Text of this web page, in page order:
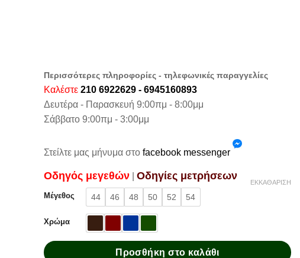
Περισσότερες πληροφορίες - τηλεφωνικές παραγγελίες
Καλέστε 210 6922629 - 6945160893
Δευτέρα - Παρασκευή 9:00πμ - 8:00μμ
Σάββατο 9:00πμ - 3:00μμ
Στείλτε μας μήνυμα στο facebook messenger
Oδηγός μεγεθών Oδηγίες μετρήσεων
Μέγεθος 44 46 48 50 52 54
Χρώμα
ΕΚΚΑΘΆΡΙΣΗ
Προσθήκη στο καλάθι